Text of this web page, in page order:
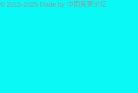
© 2015-2025 Made by 中国股票论坛